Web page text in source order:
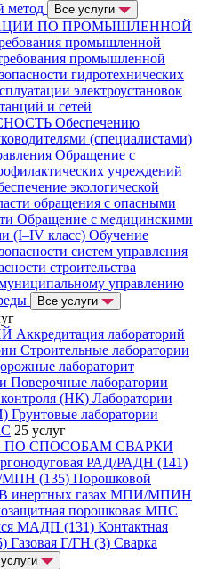
метод Все услуги
ПО ПРОМЫШЛЕННОЙ
промышленной
промышленной
гидротехнических
электроустановок
и сетей
Обеспечению
(специалистами)
Обращение с
учреждений
экологической
обращения с опасными
Обращение с медицинскими
(I–IV класс) Обучение
систем управления
строительства
управлению
Все услуги
Аккредитация лабораторий
Строительные лаборатории
лабораторит
Поверочные лаборатории
(НК) Лаборатории
Грунтовые лаборатории
25 услуг
СПОСОБАМ СВАРКИ
РАД/РАДН (141)
МПН (135) Порошковой
инертных газах МПИ/МПИН
порошковая МПС
МАДП (131) Контактная
Газовая Г/ГН (3) Сварка